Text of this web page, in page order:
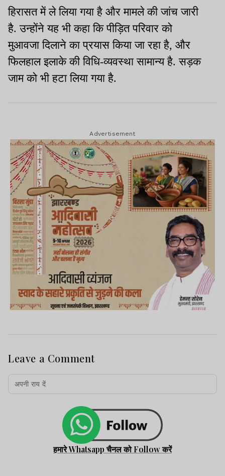
हिरासत में ले लिया गया है और मामले की जांच जारी
है. उन्होंने यह भी कहा कि पीड़ित परिवार को
मुआवजा दिलाने का प्रयास किया जा रहा है, और
फिलहाल इलाके की विधि-व्यवस्था सामान्य है. सड़क
जाम को भी हटा लिया गया है.
Advertisement
Leave a Comment
हमारे Whatsapp चैनल को Follow करें